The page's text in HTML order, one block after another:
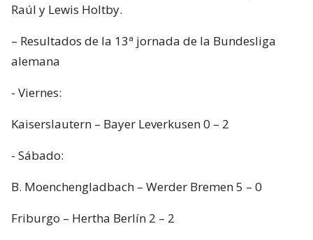
Raúl y Lewis Holtby.
– Resultados de la 13ª jornada de la Bundesliga
alemana
- Viernes:
Kaiserslautern – Bayer Leverkusen 0 – 2
- Sábado:
B. Moenchengladbach – Werder Bremen 5 – 0
Friburgo – Hertha Berlín 2 – 2